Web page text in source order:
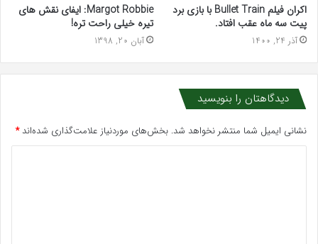
اکران فیلم Bullet Train با بازی برد
پیت سه ماه عقب افتاد.
آذر 24, 1400
Margot Robbie: ایفای نقش های
تیره خیلی راحت تره!
آبان 20, 1398
دیدگاهتان را بنویسید
نشانی ایمیل شما منتشر نخواهد شد. بخش‌های موردنیاز علامت‌گذاری شده‌اند*